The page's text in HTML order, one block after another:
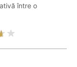
între o